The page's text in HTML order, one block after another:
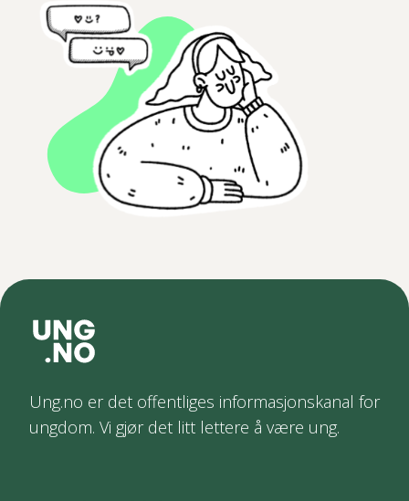
Ung.no er det offentliges informasjonskanal for
ungdom. Vi gjør det litt lettere å være ung.